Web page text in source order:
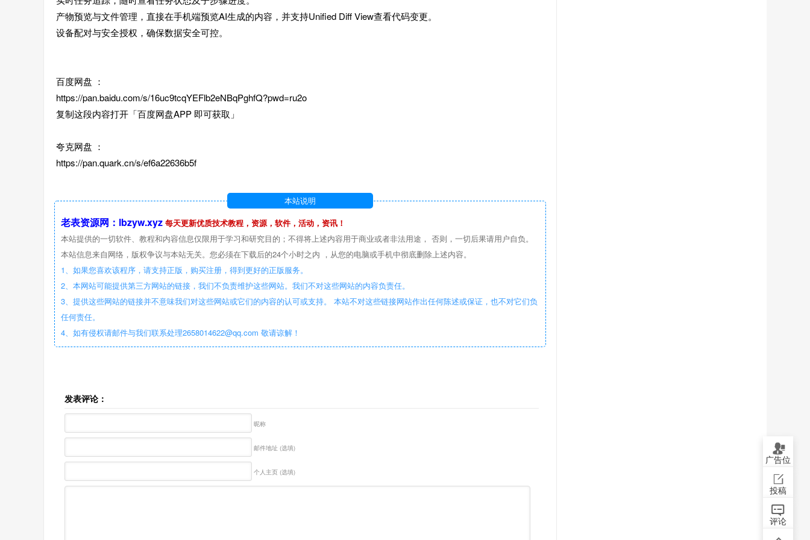
产物预览与文件管理，直接在手机端预览AI生成的内容，并支持Unified Diff View查看代码变更。
设备配对与安全授权，确保数据安全可控。
百度网盘 ：
https://pan.baidu.com/s/16uc9tcqYEFlb2eNBqPghfQ?pwd=ru2o
复制这段内容打开「百度网盘APP 即可获取」
夸克网盘 ：
https://pan.quark.cn/s/ef6a22636b5f
本站说明
老表资源网：lbzyw.xyz 每天更新优质技术教程，资源，软件，活动，资讯！
本站提供的一切软件、教程和内容信息仅限用于学习和研究目的；不得将上述内容用于商业或者非法用途， 否则，一切后果请用户自负。
本站信息来自网络，版权争议与本站无关。您必须在下载后的24个小时之内 ，从您的电脑或手机中彻底删除上述内容。
1、如果您喜欢该程序，请支持正版，购买注册，得到更好的正版服务。
2、本网站可能提供第三方网站的链接，我们不负责维护这些网站。我们不对这些网站的内容负责任。
3、提供这些网站的链接并不意味我们对这些网站或它们的内容的认可或支持。 本站不对这些链接网站作出任何陈述或保证，也不对它们负
任何责任。
4、如有侵权请邮件与我们联系处理2658014622@qq.com 敬请谅解！
发表评论：
昵称
邮件地址 (选填)
个人主页 (选填)
广告位
投稿
评论